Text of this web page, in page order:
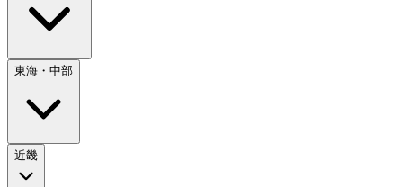
東海・中部
近畿